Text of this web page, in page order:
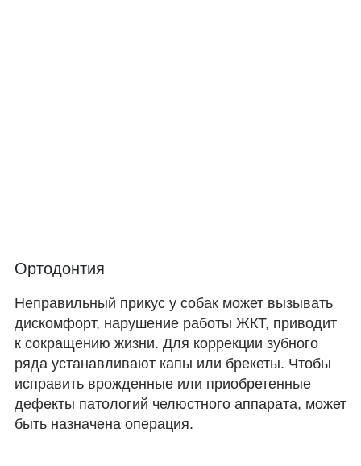
Ортодонтия
Неправильный прикус у собак может вызывать
дискомфорт, нарушение работы ЖКТ, приводит
к сокращению жизни. Для коррекции зубного
ряда устанавливают капы или брекеты. Чтобы
исправить врожденные или приобретенные
дефекты патологий челюстного аппарата, может
быть назначена операция.